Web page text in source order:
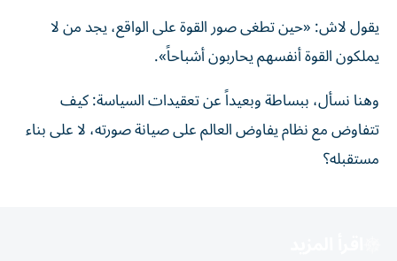
يقول لاش: «حين تطغى صور القوة على الواقع، يجد من لا
يملكون القوة أنفسهم يحاربون أشباحاً».
وهنا نسأل، ببساطة وبعيداً عن تعقيدات السياسة: كيف
تتفاوض مع نظام يفاوض العالم على صيانة صورته، لا على بناء
مستقبله؟